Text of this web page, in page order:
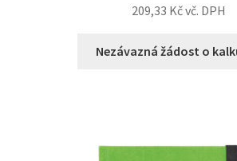
209,33 Kčvč. DPH
Nezávazná žádost o